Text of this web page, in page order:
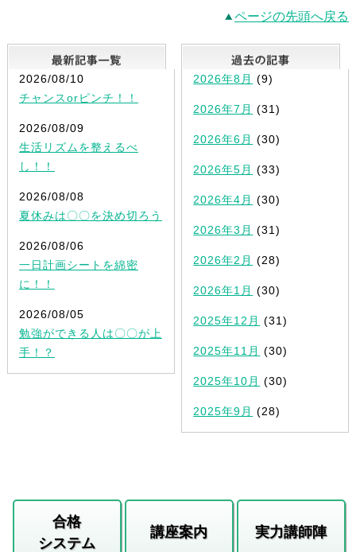
ページの先頭へ戻る
最新記事一覧
2026/08/10
チャンスorピンチ！！
2026/08/09
生活リズムを整えるべ
し！！
2026/08/08
夏休みは〇〇を決め切ろう
2026/08/06
一日計画シートを綿密
に！！
2026/08/05
勉強ができる人は〇〇が上
手！？
2026年8月 (9)
2026年7月 (31)
2026年6月 (30)
2026年5月 (33)
2026年4月 (30)
2026年3月 (31)
2026年2月 (28)
2026年1月 (30)
2025年12月 (31)
2025年11月 (30)
2025年10月 (30)
2025年9月 (28)
合格
システム
講座案内 実力講師陣